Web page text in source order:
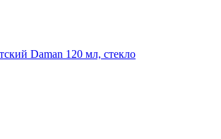
Daman 120 мл, стекло